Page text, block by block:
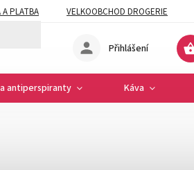
PLATBA VELKOOBCHOD DROGERIE
Přihlášení
antiperspiranty Káva